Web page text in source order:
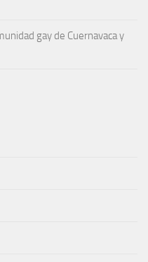
gay de Cuernavaca y